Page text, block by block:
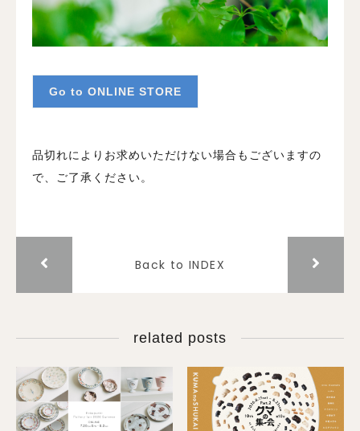
Go to ONLINE STORE
品切れによりお求めいただけない場合もございますの
で、ご了承ください。
Back to INDEX
related posts